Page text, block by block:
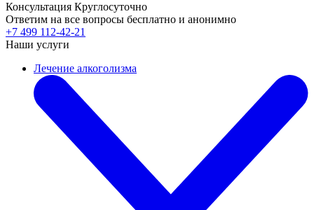
Консультация Круглосуточно
Ответим на все вопросы бесплатно и анонимно
+7 499 112-42-21
Наши услуги
Лечение алкоголизма